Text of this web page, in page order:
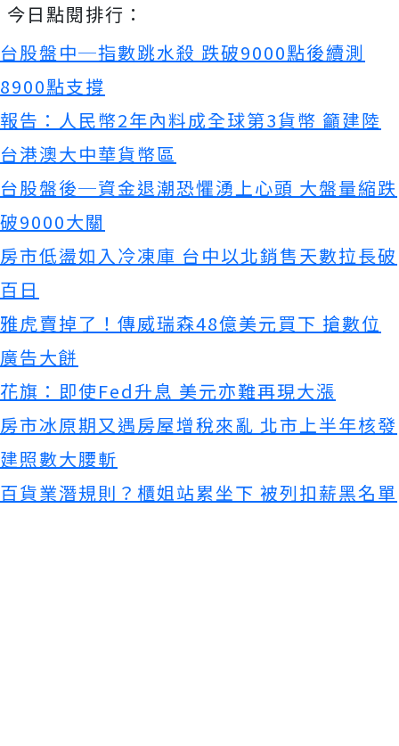
今日點閱排行：
台股盤中─指數跳水殺 跌破9000點後續測
8900點支撐
報告：人民幣2年內料成全球第3貨幣 籲建陸
台港澳大中華貨幣區
台股盤後─資金退潮恐懼湧上心頭 大盤量縮跌
破9000大關
房市低盪如入冷凍庫 台中以北銷售天數拉長破
百日
雅虎賣掉了！傳威瑞森48億美元買下 搶數位
廣告大餅
花旗：即使Fed升息 美元亦難再現大漲
房市冰原期又遇房屋增稅來亂 北市上半年核發
建照數大腰斬
百貨業潛規則？櫃姐站累坐下 被列扣薪黑名單